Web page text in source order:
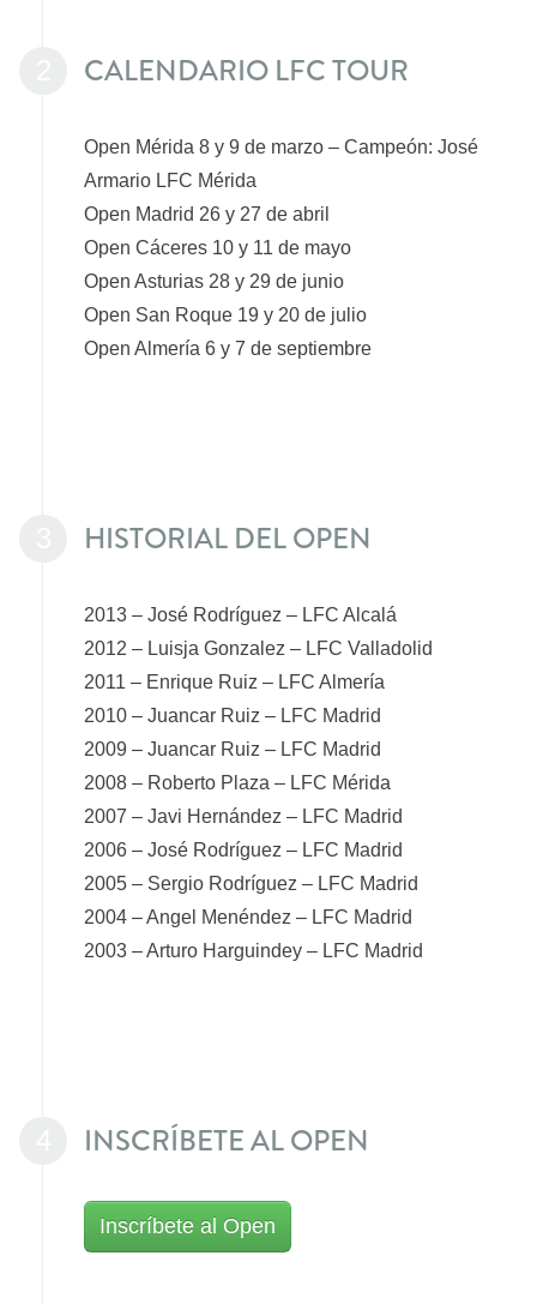
CALENDARIO LFC TOUR
Open Mérida 8 y 9 de marzo – Campeón: José
Armario LFC Mérida
Open Madrid 26 y 27 de abril
Open Cáceres 10 y 11 de mayo
Open Asturias 28 y 29 de junio
Open San Roque 19 y 20 de julio
Open Almería 6 y 7 de septiembre
HISTORIAL DEL OPEN
2013 – José Rodríguez – LFC Alcalá
2012 – Luisja Gonzalez – LFC Valladolid
2011 – Enrique Ruiz – LFC Almería
2010 – Juancar Ruiz – LFC Madrid
2009 – Juancar Ruiz – LFC Madrid
2008 – Roberto Plaza – LFC Mérida
2007 – Javi Hernández – LFC Madrid
2006 – José Rodríguez – LFC Madrid
2005 – Sergio Rodríguez – LFC Madrid
2004 – Angel Menéndez – LFC Madrid
2003 – Arturo Harguindey – LFC Madrid
INSCRÍBETE AL OPEN
Inscríbete al Open